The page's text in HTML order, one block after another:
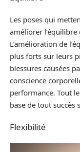
Les poses qui
améliorer
L’amélioration de
plus forts sur leurs
blessures causées
conscience
performance. Tout
base de tout succès
Flexibilité